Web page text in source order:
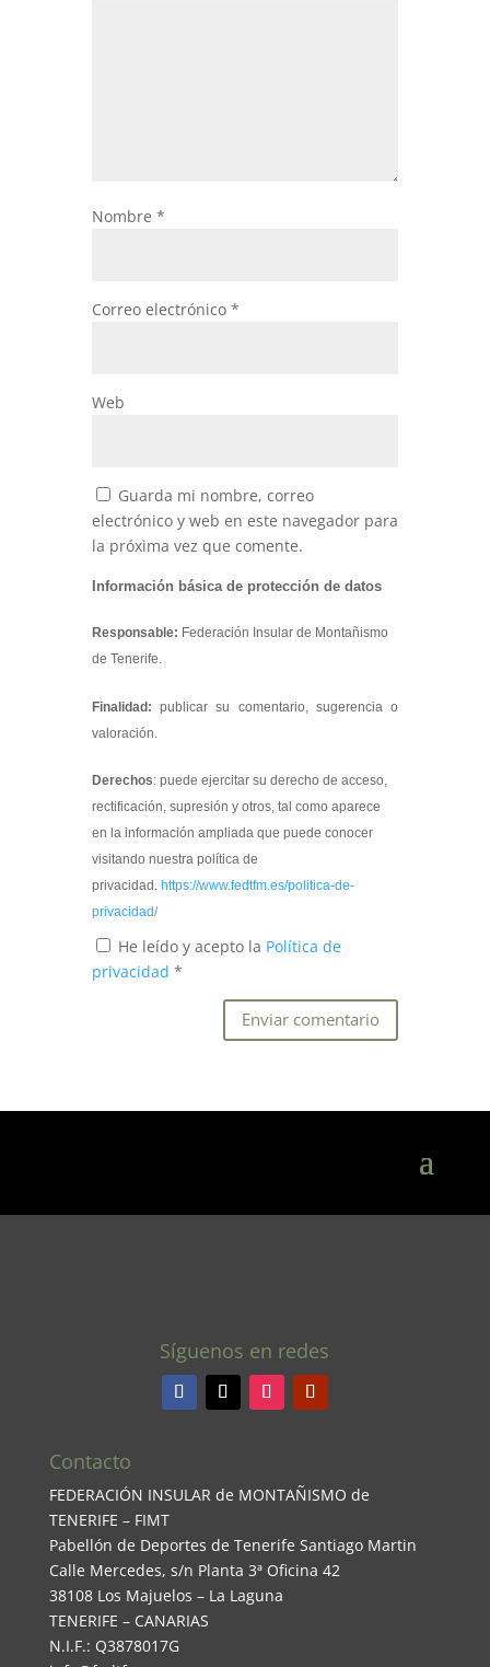
Nombre *
Correo electrónico *
Web
Guarda mi nombre, correo
electrónico y web en este navegador para
la próxima vez que comente.
Información básica de protección de datos
Responsable: Federación Insular de Montañismo
de Tenerife.
Finalidad: publicar su comentario, sugerencia o
valoración.
Derechos: puede ejercitar su derecho de acceso,
rectificación, supresión y otros, tal como aparece
en la información ampliada que puede conocer
visitando nuestra política de
privacidad. https://www.fedtfm.es/politica-de-
privacidad/
He leído y acepto la Política de
privacidad *
Síguenos en redes
Contacto
FEDERACIÓN INSULAR de MONTAÑISMO de
TENERIFE – FIMT
Pabellón de Deportes de Tenerife Santiago Martin
Calle Mercedes, s/n Planta 3ª Oficina 42
38108 Los Majuelos – La Laguna
TENERIFE – CANARIAS
N.I.F.: Q3878017G